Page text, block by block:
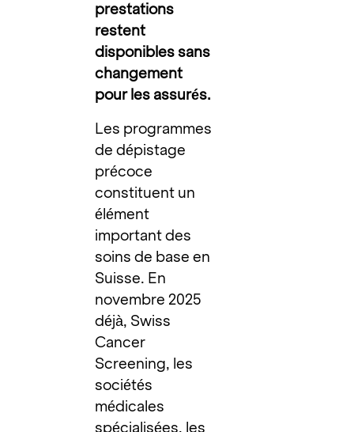
prestations
restent
disponibles sans
changement
pour les assurés.
Les programmes
de dépistage
précoce
constituent un
élément
important des
soins de base en
Suisse. En
novembre 2025
déjà, Swiss
Cancer
Screening, les
sociétés
médicales
spécialisées, les